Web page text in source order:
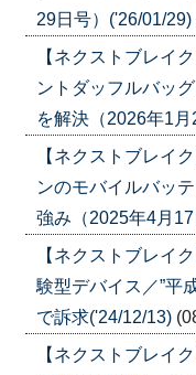
29日号）('26/01/29)
【ネクストブレイ
ントダッフルバッ
を解決（2026年1
【ネクストブレ
ンのモバイルバッ
強み（2025年4月
【ネクストブレ
験型デバイス／”平
で訴求('24/12/13)
【ネクストブレ